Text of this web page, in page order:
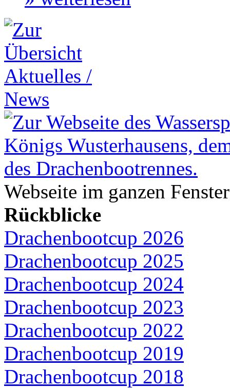
Webseite im ganzen
Rückblicke
Drachenbootcup 2026
Drachenbootcup 2025
Drachenbootcup 2024
Drachenbootcup 2023
Drachenbootcup 2022
Drachenbootcup 2019
Drachenbootcup 2018